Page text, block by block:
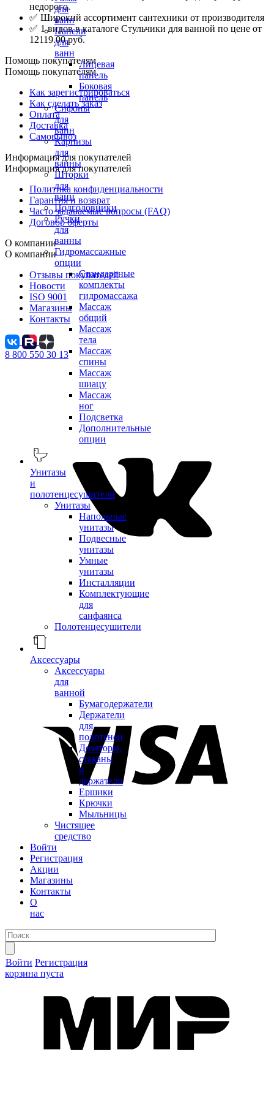
для
ванн
Панели
для
ванн
Лицевая
панель
Боковая
панель
Сифоны
для
ванн
Карнизы
для
ванны
Шторки
для
ванн
Подголовники
Ручки
для
ванны
Гидромассажные
опции
Стандартные
комплекты
гидромассажа
Массаж
общий
Массаж
тела
Массаж
спины
Массаж
шиацу
Массаж
ног
Подсветка
Дополнительные
опции
Унитазы
и
полотенцесушители
Унитазы
Напольные
унитазы
Подвесные
унитазы
Умные
унитазы
Инсталляции
Комплектующие
для
санфаянса
Полотенцесушители
Аксессуары
Аксессуары
для
ванной
Бумагодержатели
Держатели
для
полотенец
Дозаторы,
стаканы
и
держатели
Ершики
Крючки
Мыльницы
Чистящее
средство
Войти
Регистрация
Акции
Магазины
Контакты
О
нас
Войти Регистрация
корзина пуста
недорого.
✅ Широкий ассортимент сантехники от производителя
✅ 1 видов в каталоге Стульчики для ванной по цене от
12119.00 руб.
Помощь покупателям
Помощь покупателям
Как зарегистрироваться
Как сделать заказ
Оплата
Доставка
Самовывоз
Информация для покупателей
Информация для покупателей
Политика конфиденциальности
Гарантия и возврат
Часто задаваемые вопросы (FAQ)
Договор оферты
О компании
О компании
Отзывы покупателей
Новости
ISO 9001
Магазины
Контакты
8 800 550 30 13